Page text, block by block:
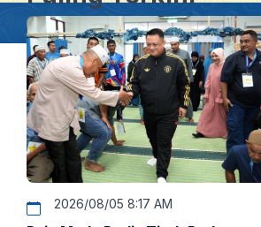
2026/08/05 8:17 AM